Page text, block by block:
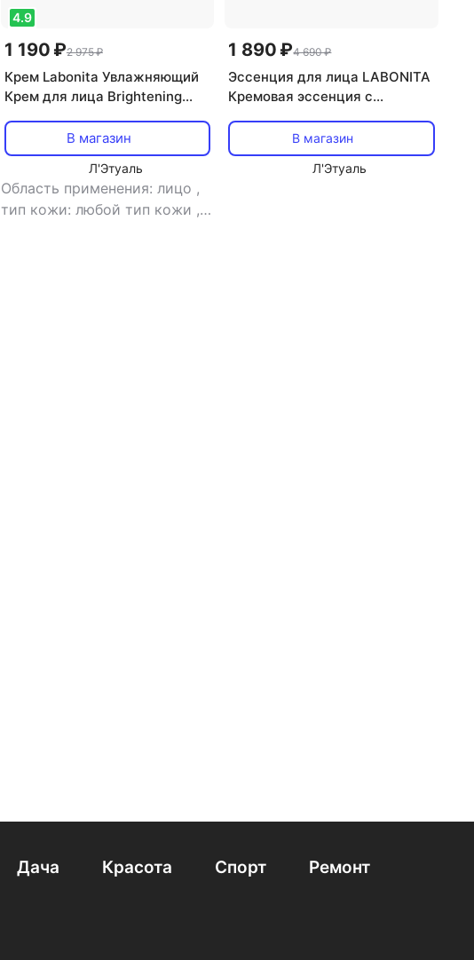
4.9
1 190 ₽2 975 ₽
Крем Labonita Увлажняющий
Крем для лица Brightening
В магазин
Л'Этуаль
Область применения: лицо ,
тип кожи: любой тип кожи ,
1 890 ₽4 690 ₽
Эссенция для лица LABONITA
Кремовая эссенция с
Creamy Essence 30
В магазин
Л'Этуаль
Дача Красота Спорт
Ремонт